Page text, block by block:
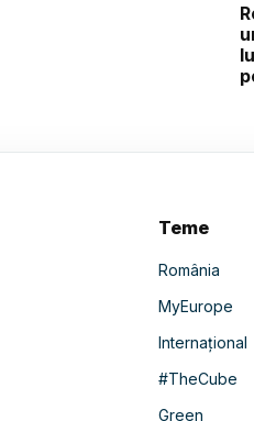
Teme
România
MyEurope
Internațional
#TheCube
Green